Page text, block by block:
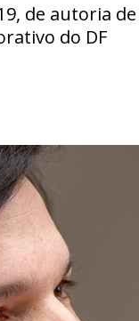
de autoria
do DF